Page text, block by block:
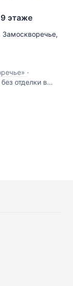
этаже
Замоскворечье,
·
отделки в
панорамные